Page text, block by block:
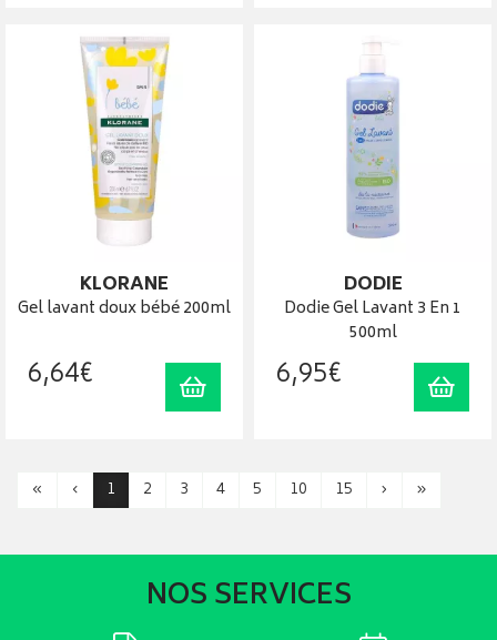
KLORANE
Gel lavant doux bébé 200ml
6,64€ Ajouter au panier
DODIE
Dodie Gel Lavant 3 En 1
500ml
6,95€
« ‹ 1 2 3 4 5 10 15 › »
NOS SERVICES